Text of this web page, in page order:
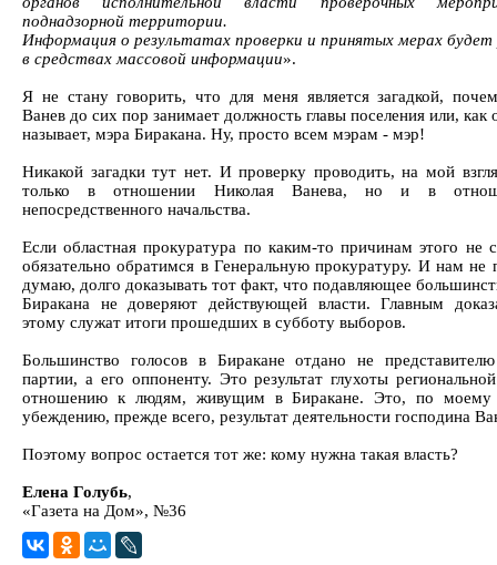
поднадзорной территории.
Информация о результатах проверки и принятых мерах будет
в средствах массовой информации».
Я не стану говорить, что для меня является загадкой,
Ванев до сих пор занимает должность главы поселения или, как
называет, мэра Биракана. Ну, просто всем мэрам - мэр!
Никакой загадки тут нет. И проверку проводить, на мой
только в отношении Николая Ванева, но и в
непосредственного начальства.
Если областная прокуратура по каким-то причинам этого не
обязательно обратимся в Генеральную прокуратуру. И нам не
думаю, долго доказывать тот факт, что подавляющее
Биракана не доверяют действующей власти. Главным
этому служат итоги прошедших в субботу выборов.
Большинство голосов в Биракане отдано не
партии, а его оппоненту. Это результат глухоты
отношению к людям, живущим в Биракане. Это, по моему
убеждению, прежде всего, результат деятельности господина
Поэтому вопрос остается тот же: кому нужна такая власть?
Елена Голубь,
«Газета на Дом», №36